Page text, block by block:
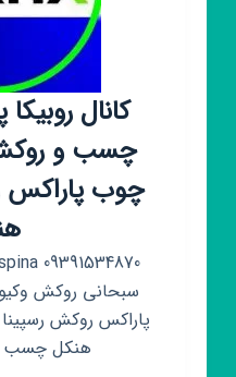
کانال
چسب و
چوب پاراکس
09391534870
سبحانی روکش
پاراکس روکش
هنکل چسب